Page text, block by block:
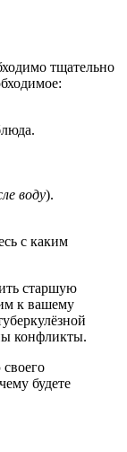
тщательно
воду).
с каким
старшую
к вашему
конфликты.
будете